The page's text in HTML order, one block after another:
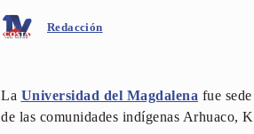
Redacción
La Universidad del Magdalena fue
de las comunidades indígenas Arhuaco,